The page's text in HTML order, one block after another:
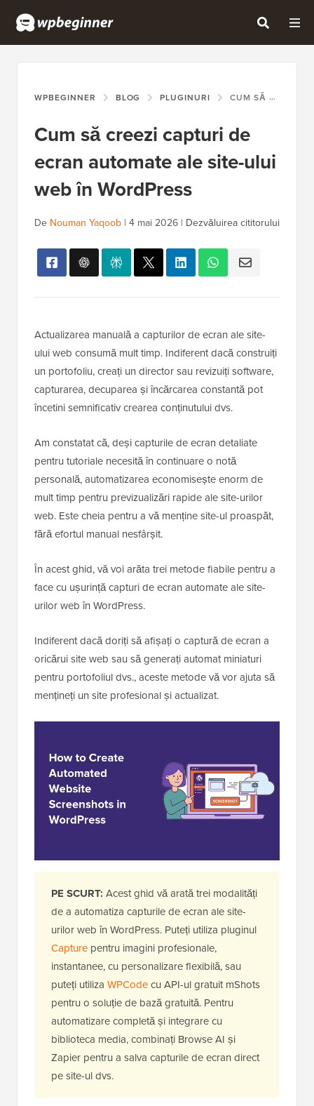
WPBEGINNER BLOG PLUGINURI CUM SĂ CREEZI CAPTURI DE ECRAN AUTOMATE ALE SITE-ULUI WEB ÎN WORDPRESS
Cum să creezi capturi de
ecran automate ale site-ului
web în WordPress
De Nouman Yaqoob | 4 mai 2026 | Dezvăluirea cititorului
Actualizarea manuală a capturilor de ecran ale site-
ului web consumă mult timp. Indiferent dacă construiți
un portofoliu, creați un director sau revizuiți software,
capturarea, decuparea și încărcarea constantă pot
încetini semnificativ crearea conținutului dvs.
Am constatat că, deși capturile de ecran detaliate
pentru tutoriale necesită în continuare o notă
personală, automatizarea economisește enorm de
mult timp pentru previzualizări rapide ale site-urilor
web. Este cheia pentru a vă menține site-ul proaspăt,
fără efortul manual nesfârșit.
În acest ghid, vă voi arăta trei metode fiabile pentru a
face cu ușurință capturi de ecran automate ale site-
urilor web în WordPress.
Indiferent dacă doriți să afișați o captură de ecran a
oricărui site web sau să generați automat miniaturi
pentru portofoliul dvs., aceste metode vă vor ajuta să
mențineți un site profesional și actualizat.
PE SCURT: Acest ghid vă arată trei modalități
de a automatiza capturile de ecran ale site-
urilor web în WordPress. Puteți utiliza pluginul
Capture pentru imagini profesionale,
instantanee, cu personalizare flexibilă, sau
puteți utiliza WPCodecu API-ul gratuit mShots
pentru o soluție de bază gratuită. Pentru
automatizare completă și integrare cu
biblioteca media, combinați Browse AI și
Zapier pentru a salva capturile de ecran direct
pe site-ul dvs.